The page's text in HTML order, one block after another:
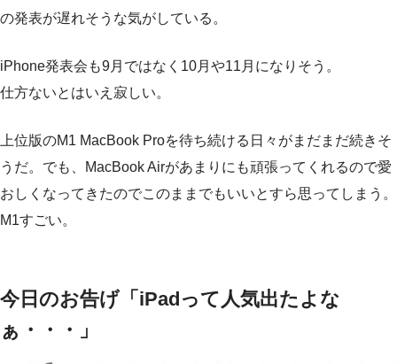
の発表が遅れそうな気がしている。
iPhone発表会も9月ではなく10月や11月になりそう。
仕方ないとはいえ寂しい。
上位版のM1 MacBook Proを待ち続ける日々がまだまだ続きそ
うだ。でも、MacBook Airがあまりにも頑張ってくれるので愛
おしくなってきたのでこのままでもいいとすら思ってしまう。
M1すごい。
今日のお告げ「iPadって人気出たよな
ぁ・・・」